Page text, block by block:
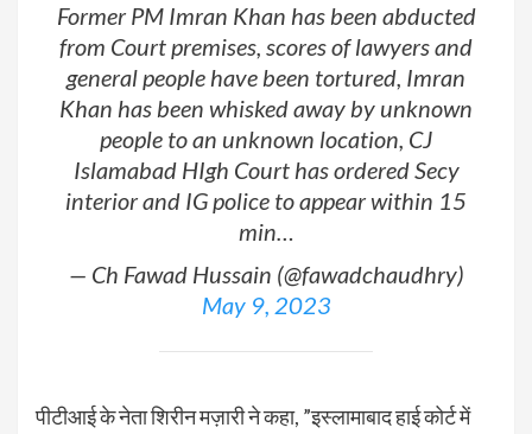
Former PM Imran Khan has been abducted
from Court premises, scores of lawyers and
general people have been tortured, Imran
Khan has been whisked away by unknown
people to an unknown location, CJ
Islamabad HIgh Court has ordered Secy
interior and IG police to appear within 15
min…
— Ch Fawad Hussain (@fawadchaudhry)
May 9, 2023
पीटीआई के नेता शिरीन मज़ारी ने कहा, ”इस्लामाबाद हाई कोर्ट में